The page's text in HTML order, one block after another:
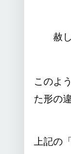
赦
このよ
た形の
上記の